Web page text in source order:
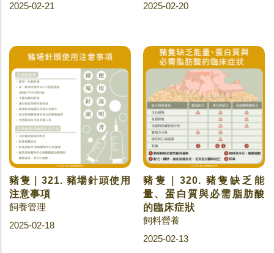
2025-02-21
2025-02-20
豬隻｜321. 豬場針頭使用
注意事項
飼養管理
2025-02-18
豬隻｜320. 豬隻缺乏能
量、蛋白質與必需脂肪酸
的臨床症狀
飼料營養
2025-02-13